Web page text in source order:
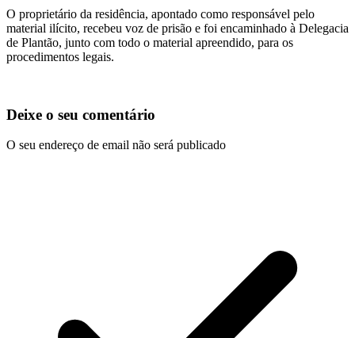
O proprietário da residência, apontado como responsável pelo
material ilícito, recebeu voz de prisão e foi encaminhado à Delegacia
de Plantão, junto com todo o material apreendido, para os
procedimentos legais.
Deixe o seu comentário
O seu endereço de email não será publicado